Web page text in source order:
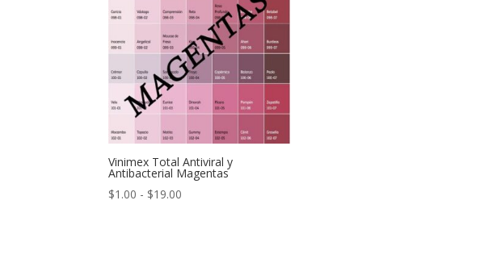
Vinimex Total Antiviral y
Antibacterial Magentas
$1.00 - $19.00